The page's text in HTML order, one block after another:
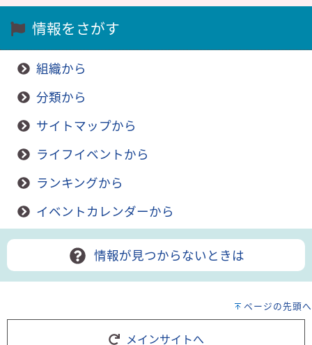
情報をさがす
組織から
分類から
サイトマップから
ライフイベントから
ランキングから
イベントカレンダーから
情報が見つからないときは
ページの先頭へ
メインサイトへ